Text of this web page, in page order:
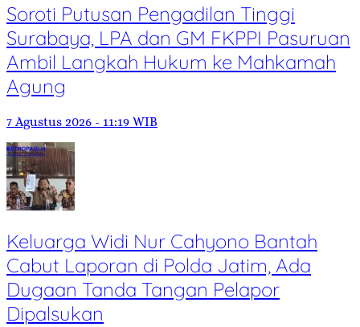
Soroti Putusan Pengadilan Tinggi
Surabaya, LPA dan GM FKPPI Pasuruan
Ambil Langkah Hukum ke Mahkamah
Agung
7 Agustus 2026 - 11:19 WIB
Keluarga Widi Nur Cahyono Bantah
Cabut Laporan di Polda Jatim, Ada
Dugaan Tanda Tangan Pelapor
Dipalsukan